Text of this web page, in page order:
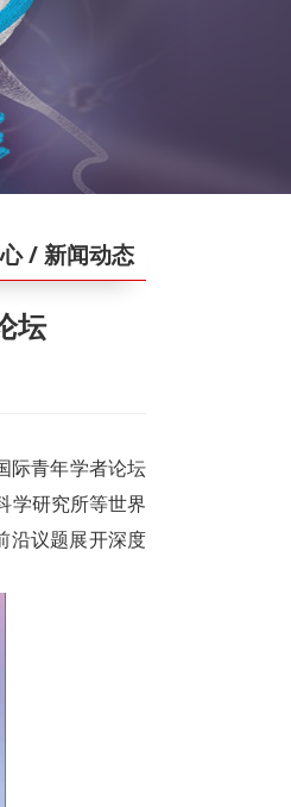
/ 新闻动态
坛
际青年学者论坛
学研究所等世界
沿议题展开深度